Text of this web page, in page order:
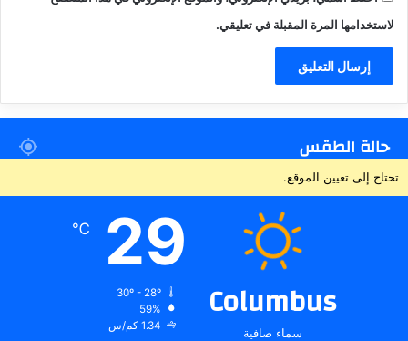
لاستخدامها المرة المقبلة في تعليقي.
حالة الطقس
تحتاج إلى تعيين الموقع.
Columbus
سماء صافية
29
℃
59%
1.34 كم/س